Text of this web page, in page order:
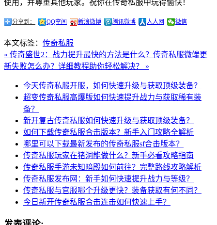
使用，并尊重其他玩家。祝你在传奇私服中玩得愉快！
分享到： QQ空间 新浪微博 腾讯微博 人人网 微信
本文标签： 传奇私服
« 传奇盛世2：战力提升最快的方法是什么？ 传奇私服微端更
新失败怎么办？详细教程助你轻松解决？ »
今天传奇私服开服，如何快速升级与获取顶级装备？
超变传奇私服高爆版如何快速提升战力与获取稀有装
备？
新开复古传奇私服如何快速升级与获取顶级装备？
如何下载传奇私服合击版本？新手入门攻略全解析
哪里可以下载最新发布的传奇私服sf合击版本？
传奇私服玩家在猪洞能做什么？新手必看攻略指南
传奇私服手游未知暗殿如何前往？完整路线攻略解析
传奇私服发布网：新手如何快速提升战力与等级？
传奇私服与官服哪个升级更快？装备获取有何不同？
今日新开传奇私服合击连击如何快速上手？